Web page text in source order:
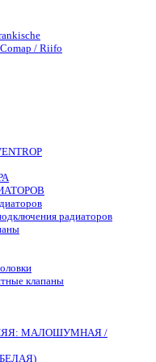
/ Riifo
радиаторов
клапаны
МАЛОШУМНАЯ /